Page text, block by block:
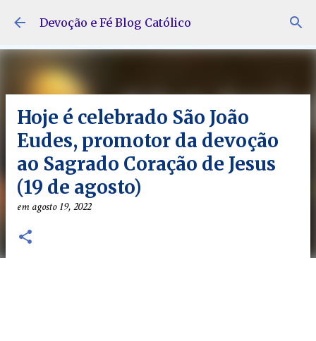
Pular para o conteúdo principal
Devoção e Fé Blog Católico
Hoje é celebrado São João
Eudes, promotor da devoção
ao Sagrado Coração de Jesus
(19 de agosto)
emagosto 19, 2022